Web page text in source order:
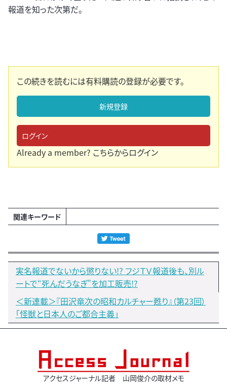
報道を知った次第だ。
この続きを読むには有料購読の登録が必要です。
新規登録
ログイン
Already a member? こちらからログイン
関連キーワード
実名報道でないから懲りない!? フジＴＶ報道後も、別ル
ートで“死んだうなぎ”を加工販売!?
＜新連載＞『田沢竜次の昭和カルチャー甦り』（第23回）
「怪獣と日本人のご都合主義」
アクセスジャーナル記者 山岡俊介の取材メモ